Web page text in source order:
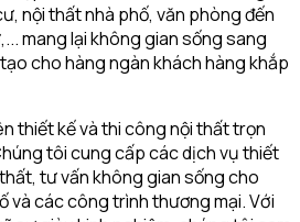
nội thất nhà phố, văn phòng đến
mang lại không gian sống sang
cho hàng ngàn khách hàng khắp
thiết kế và thi công nội thất trọn
tôi cung cấp các dịch vụ thiết
tư vấn không gian sống cho
và các công trình thương mại. Với